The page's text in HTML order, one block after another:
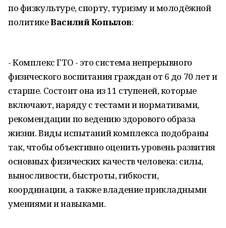
по физкультуре, спорту, туризму и молодёжной
политикеВасилий Копылов:
- Комплекс ГТО - это система непрерывного
физического воспитания граждан от 6 до 70 лет и
старше. Состоит она из 11 ступеней, которые
включают, наряду с тестами и нормативами,
рекомендации по ведению здорового образа
жизни. Виды испытаний комплекса подобраны
так, чтобы объективно оценить уровень развития
основных физических качеств человека: силы,
выносливости, быстроты, гибкости,
координации, а также владение прикладными
умениями и навыками.